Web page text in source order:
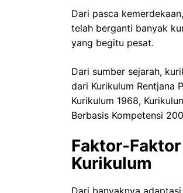
Dari pasca
telah berganti banyak
yang begitu pesat.
Dari sumber sejarah,
dari Kurikulum Rentjana
Kurikulum 1968,
Berbasis Kompetensi
Faktor-
Kurikulum
Dari banyaknya